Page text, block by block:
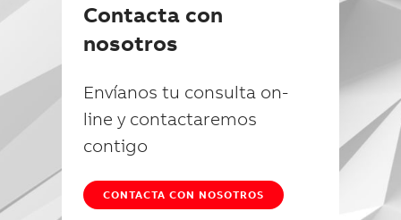
Contacta con
nosotros
Envíanos tu consulta on-
line y contactaremos
contigo
CONTACTA CON NOSOTROS